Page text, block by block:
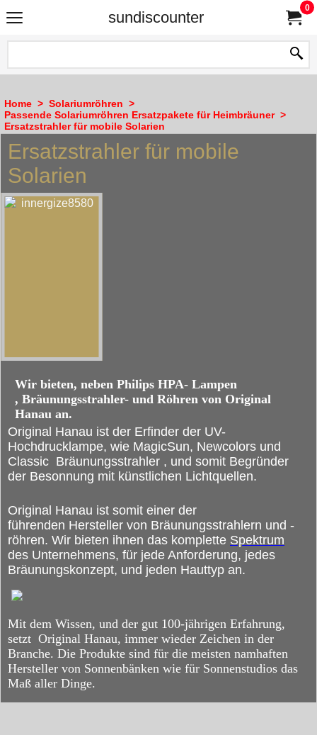
sundiscounter
0
Home > Solariumröhren >
Passende Solariumröhren Ersatzpakete für Heimbräuner>
Ersatzstrahler für mobile Solarien
Ersatzstrahler für mobile
Solarien
Wir bieten, neben Philips HPA- Lampen
, Bräunungsstrahler- und Röhren von Original
Hanau an.
Original Hanau ist der Erfinder der UV-
Hochdrucklampe, wie MagicSun, Newcolors und
Classic Bräunungsstrahler , und somit Begründer
der Besonnung mit künstlichen Lichtquellen.
Original Hanau ist somit einer der
führenden Hersteller von Bräunungsstrahlern und -
röhren. Wir bieten ihnen das komplette Spektrum
des Unternehmens, für jede Anforderung, jedes
Bräunungskonzept, und jeden Hauttyp an.
Mit dem Wissen, und der gut 100-jährigen Erfahrung,
setzt Original Hanau, immer wieder Zeichen in der
Branche. Die Produkte sind für die meisten namhaften
Hersteller von Sonnenbänken wie für Sonnenstudios das
Maß aller Dinge.